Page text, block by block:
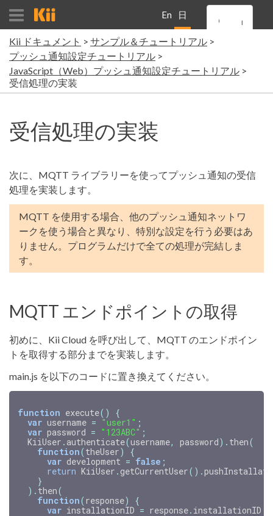
En
gli
sh
日
本
語
Kii ドキュメント
サンプル＆チュートリアル
プッシュ通知設定チュートリアル
JavaScript（Web）プッシュ通知設定チュートリアル
受信処理の実装
受信処理の実装
次に、MQTT ライブラリーを使ってプッシュ通知の受信
処理を実装します。
MQTT を使用する場合、他のプッシュ通知ネットワ
ークを使う場合と異なり、特別な設定を行う必要はあ
りません。プログラムだけで全ての処理が完結しま
す。
MQTT エンドポイントの取得
初めに、Kii Cloud を呼び出して、MQTT のエンドポイン
トを取得する部分までを実装します。
main.js を以下のコードに置き換えてください。
function execute()
{
var username = "user1" ;
var password = "123ABC" ;
KiiUser . authenticate(username, password). then(
function(theUser)
{
var development = false ;
return KiiUser . getCurrentUser().
}
). then(
function(response)
{
var installationID = response. installationID